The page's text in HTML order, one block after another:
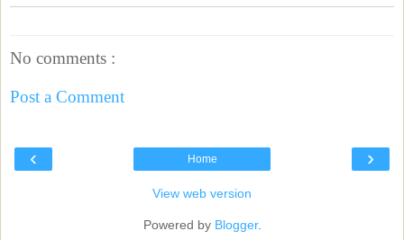
No comments :
Post a Comment
‹ ›
Home
View web version
Powered by Blogger.